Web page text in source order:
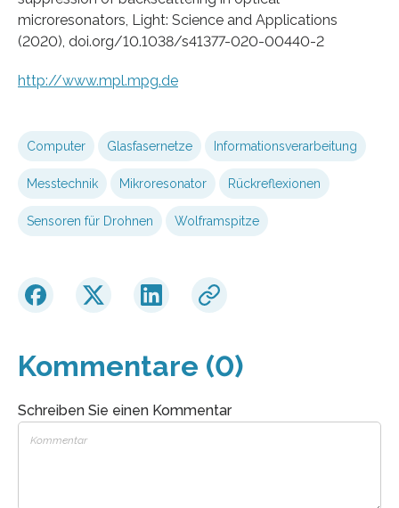
microresonators, Light: Science and Applications
(2020), doi.org/10.1038/s41377-020-00440-2
http://www.mpl.mpg.de
Computer Glasfasernetze Informationsverarbeitung
Messtechnik Mikroresonator Rückreflexionen
Sensoren für Drohnen Wolframspitze
Kommentare (0)
Schreiben Sie einen Kommentar